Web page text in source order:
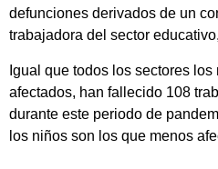
defunciones derivados de un
trabajadora del sector
Igual que todos los sectores
afectados, han fallecido 108
durante este periodo de
los niños son los que menos